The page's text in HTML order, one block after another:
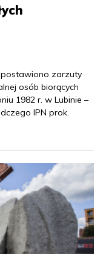
postawiono zarzuty
osób biorących
1982 r. w Lubinie –
IPN prok.